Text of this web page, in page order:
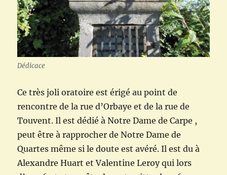
Dédicace
Ce très joli oratoire est érigé au point de
rencontre de la rue d’Orbaye et de la rue de
Touvent. Il est dédié à Notre Dame de Carpe ,
peut être à rapprocher de Notre Dame de
Quartes même si le doute est avéré. Il est du à
Alexandre Huart et Valentine Leroy qui lors